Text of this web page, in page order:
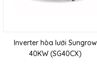
Inverter hòa lưới Sungrow
40KW (SG40CX)